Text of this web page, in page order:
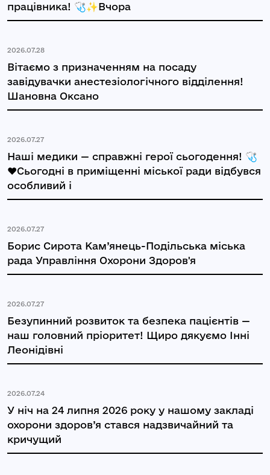
працівника! 🩺✨Вчора
2026.07.28
Вітаємо з призначенням на посаду
завідувачки анестезіологічного відділення!
Шановна Оксано
2026.07.27
Наші медики — справжні герої сьогодення! 🩺
❤️Сьогодні в приміщенні міської ради відбувся
особливий і
2026.07.27
Борис Сирота Кам’янець-Подільська міська
рада Управління Охорони Здоров'я
2026.07.27
Безупинний розвиток та безпека пацієнтів —
наш головний пріоритет! Щиро дякуємо Інні
Леонідівні
2026.07.24
У ніч на 24 липня 2026 року у нашому закладі
охорони здоров’я стався надзвичайний та
кричущий